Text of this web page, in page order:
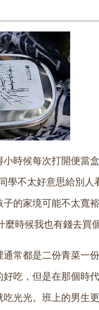
小時候每次打開便當
不太好意思給別
的家境可能不太寬
時候我也有錢去買個
常都是二份青菜一
吃，但是在那個時
光光。班上的男生